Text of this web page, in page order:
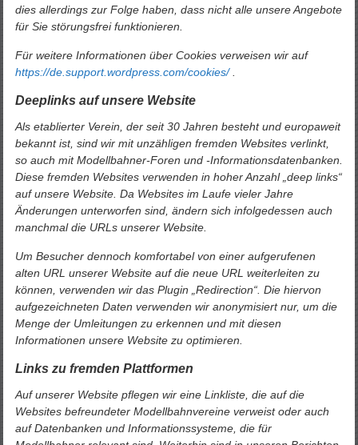
dies allerdings zur Folge haben, dass nicht alle unsere Angebote
für Sie störungsfrei funktionieren.
Für weitere Informationen über Cookies verweisen wir auf
https://de.support.wordpress.com/cookies/.
Deeplinks auf unsere Website
Als etablierter Verein, der seit 30 Jahren besteht und europaweit
bekannt ist, sind wir mit unzähligen fremden Websites verlinkt,
so auch mit Modellbahner-Foren und -Informationsdatenbanken.
Diese fremden Websites verwenden in hoher Anzahl „deep links“
auf unsere Website. Da Websites im Laufe vieler Jahre
Änderungen unterworfen sind, ändern sich infolgedessen auch
manchmal die URLs unserer Website.
Um Besucher dennoch komfortabel von einer aufgerufenen
alten URL unserer Website auf die neue URL weiterleiten zu
können, verwenden wir das Plugin „Redirection“. Die hiervon
aufgezeichneten Daten verwenden wir anonymisiert nur, um die
Menge der Umleitungen zu erkennen und mit diesen
Informationen unsere Website zu optimieren.
Links zu fremden Plattformen
Auf unserer Website pflegen wir eine Linkliste, die auf die
Websites befreundeter Modellbahnvereine verweist oder auch
auf Datenbanken und Informationssysteme, die für